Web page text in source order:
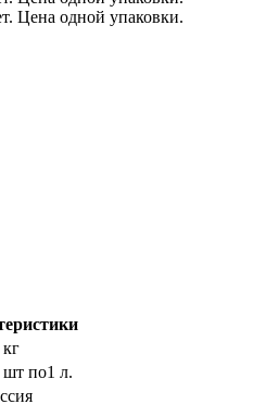
кг
шт по1 л.